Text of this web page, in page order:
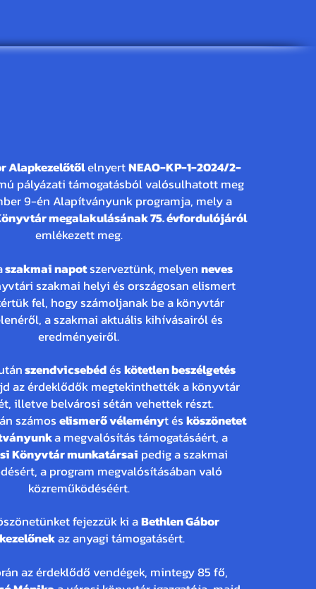
AlapkezelőtőlelnyertNEAO-KP-1-2024/2-
pályázati támogatásból valósulhatott meg
9-én Alapítványunk programja, mely a
megalakulásának 75. évfordulójáról
emlékezett meg.
szakmai napotszerveztünk, melyenneves
szakmai helyi és országosan elismert
fel, hogy számoljanak be a könyvtár
a szakmai aktuális kihívásairól és
eredményeiről.
szendvicsebédéskötetlen beszélgetés
az érdeklődők megtekinthették a könyvtár
illetve belvárosi sétán vehettek részt.
számoselismerő véleményt ésköszönetet
a megvalósítás támogatásáért, a
Könyvtár munkatársai pedig a szakmai
a program megvalósításában való
közreműködéséért.
fejezzük ki aBethlen Gábor
az anyagi támogatásért.
az érdeklődő vendégek, mintegy 85 fő,